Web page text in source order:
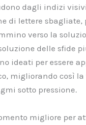
dagli indizi visivi
di lettere sbagliate,
verso la
delle sfide
ideati per essere
migliorando così
sotto pressione.
migliore per